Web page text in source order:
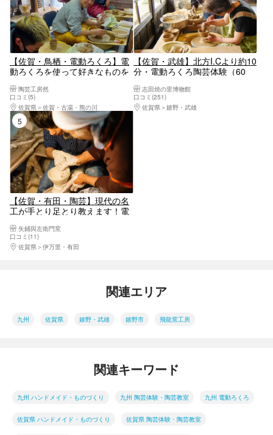
【佐賀・鳥栖・電動ろくろ】電
動ろくろを使って好きなものを
陶芸工房然
口コミ(5)
佐賀県
佐賀・古湯・熊の川
【佐賀・武雄】北方I.Cより約10
分・電動ろくろ陶芸体験（60
志田焼の里博物館
口コミ(251)
佐賀県
嬉野・武雄
5位
【佐賀・有田・陶芸】現代の名
工が手とり足とり教えます！電
矢鋪與左衛門窯
口コミ(11)
佐賀県
伊万里・有田
関連エリア
九州 佐賀県 嬉野・武雄 嬉野市 飛龍窯工房
関連キーワード
九州 ハンドメイド・ものづくり 九州 陶芸体験・陶芸教室 九州 電動ろくろ
佐賀県 ハンドメイド・ものづくり 佐賀県 陶芸体験・陶芸教室